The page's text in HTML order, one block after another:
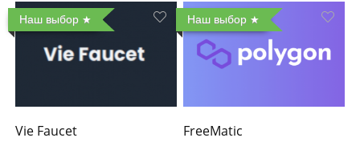
Наш выбор
Vie Faucet
Наш выбор
FreeMatic